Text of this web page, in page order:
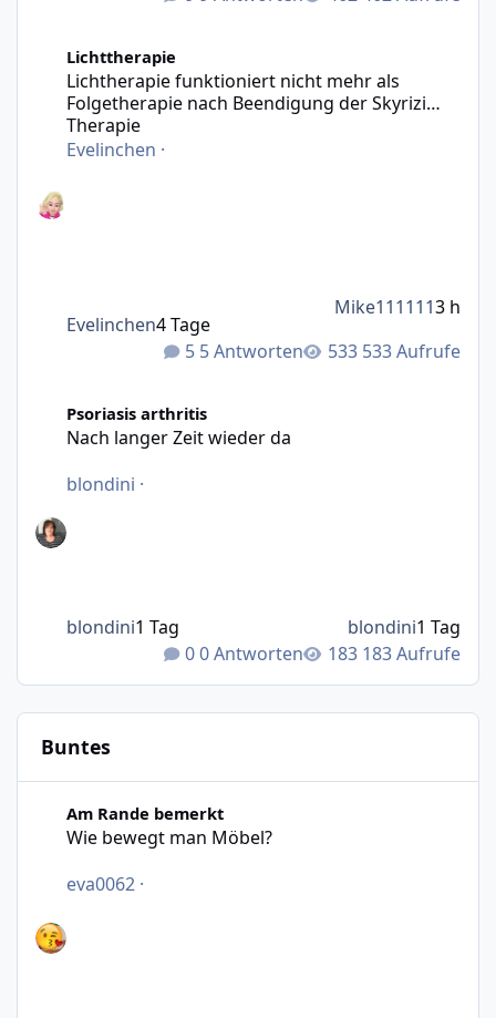
Lichttherapie
Lichtherapie funktioniert nicht mehr als
Folgetherapie nach Beendigung der Skyrizi
Therapie
Evelinchen ·
5 Antworten 533 Aufrufe
Evelinchen4 Tage
Mike1111113 h
Psoriasis arthritis
Nach langer Zeit wieder da
blondini ·
0 Antworten 183 Aufrufe
blondini1 Tag blondini1 Tag
Buntes
Am Rande bemerkt
Wie bewegt man Möbel?
eva0062 ·